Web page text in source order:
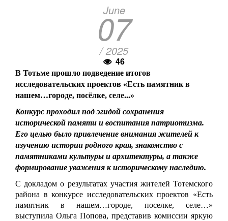
June
07
/ 2025
46
В Тотьме прошло подведение итогов
исследовательских проектов «Есть памятник в
нашем…городе, посёлке, селе...»
Конкурс проходил под эгидой сохранения
исторической памяти и воспитания патриотизма.
Его целью было привлечение внимания жителей к
изучению истории родного края, знакомство с
памятниками культуры и архитектуры, а также
формирование уважения к историческому наследию.
С докладом о результатах участия жителей Тотемского
района в конкурсе исследовательских проектов «Есть
памятник в нашем…городе, поселке, селе…»
выступила Ольга Попова, представив комиссии яркую